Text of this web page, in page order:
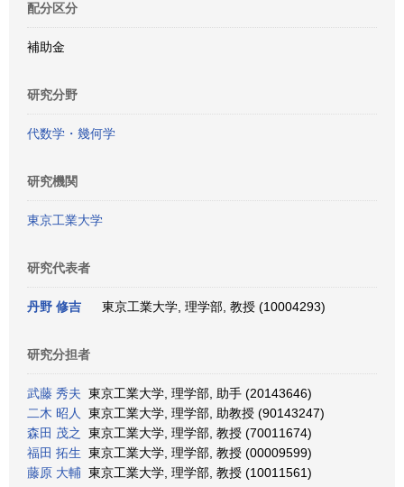
配分区分
補助金
研究分野
代数学・幾何学
研究機関
東京工業大学
研究代表者
丹野 修吉 東京工業大学, 理学部, 教授 (10004293)
研究分担者
武藤 秀夫 東京工業大学, 理学部, 助手 (20143646)
二木 昭人
東京工業大学, 理学部, 助教授 (90143247)
森田 茂之
東京工業大学, 理学部, 教授 (70011674)
福田 拓生 東京工業大学, 理学部, 教授 (00009599)
藤原 大輔 東京工業大学, 理学部, 教授 (10011561)